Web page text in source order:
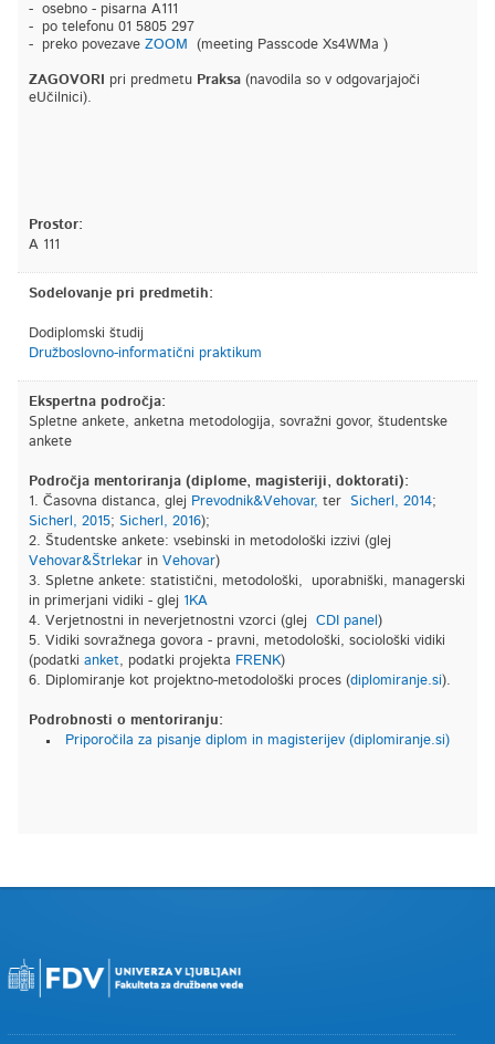
- osebno - pisarna A111
- po telefonu 01 5805 297
- preko povezave ZOOM (meeting Passcode Xs4WMa )
ZAGOVORI pri predmetuPraksa(navodila so v odgovarjajoči
eUčilnici).
Prostor:
A 111
Sodelovanje pri predmetih:
Dodiplomski študij
Družboslovno-informatični praktikum
Ekspertna področja:
Spletne ankete, anketna metodologija, sovražni govor, študentske
ankete
Področja mentoriranja (diplome, magisteriji, doktorati):
1. Časovna distanca, glej Prevodnik&Vehovar, ter Sicherl, 2014;
Sicherl, 2015; Sicherl, 2016);
2. Študentske ankete: vsebinski in metodološki izzivi (glej
Vehovar&Štrlekar in Vehovar)
3. Spletne ankete: statistični, metodološki, uporabniški, managerski
in primerjani vidiki - glej 1KA
4. Verjetnostni in neverjetnostni vzorci (glej CDI panel )
5. Vidiki sovražnega govora - pravni, metodološki, sociološki vidiki
(podatki anket, podatki projekta FRENK)
6. Diplomiranje kot projektno-metodološki proces (diplomiranje.si).
Podrobnosti o mentoriranju:
Priporočila za pisanje diplom in magisterijev (diplomiranje.si)